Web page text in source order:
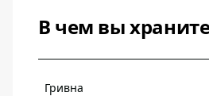
В чем вы
Гривна